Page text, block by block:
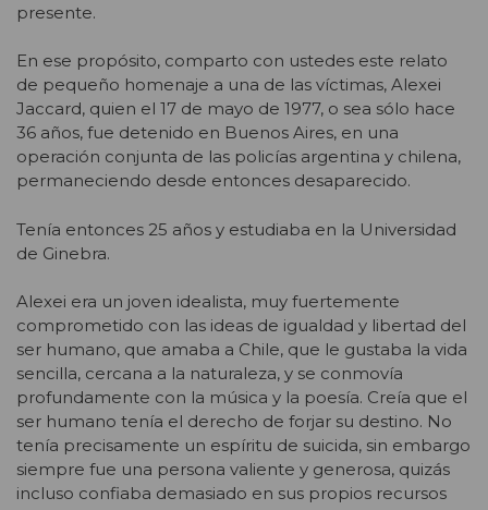
presente.
En ese propósito, comparto con ustedes este relato
de pequeño homenaje a una de las víctimas, Alexei
Jaccard, quien el 17 de mayo de 1977, o sea sólo hace
36 años, fue detenido en Buenos Aires, en una
operación conjunta de las policías argentina y chilena,
permaneciendo desde entonces desaparecido.
Tenía entonces 25 años y estudiaba en la Universidad
de Ginebra.
Alexei era un joven idealista, muy fuertemente
comprometido con las ideas de igualdad y libertad del
ser humano, que amaba a Chile, que le gustaba la vida
sencilla, cercana a la naturaleza, y se conmovía
profundamente con la música y la poesía. Creía que el
ser humano tenía el derecho de forjar su destino. No
tenía precisamente un espíritu de suicida, sin embargo
siempre fue una persona valiente y generosa, quizás
incluso confiaba demasiado en sus propios recursos